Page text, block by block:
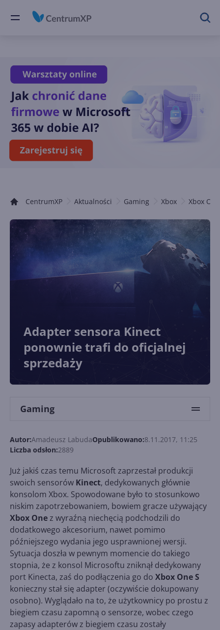
CentrumXP Aktualności Gaming Xbox Xbox
Adapter sensora Kinect
ponownie trafi do oficjalnej
sprzedaży
Gaming
Autor:Amadeusz LabudaOpublikowano:8.11.2017, 11:25
Liczba odsłon:2889
Już jakiś czas temu Microsoft zaprzestał produkcji
swoich sensorów Kinect, dedykowanych głównie
konsolom Xbox. Spowodowane było to stosunkowo
niskim zapotrzebowaniem, bowiem gracze używający
Xbox Onez wyraźną niechęcią podchodzili do
dodatkowego akcesorium, nawet pomimo
późniejszego wydania jego usprawnionej wersji.
Sytuacja doszła w pewnym momencie do takiego
stopnia, że z konsol Microsoftu zniknął dedykowany
port Kinecta, zaś do podłączenia go do Xbox One S
konieczny stał się adapter (oczywiście dokupowany
osobno). Wyglądało na to, że użytkownicy po prostu z
biegiem czasu zapomną o sensorze, wobec czego
zapasy adapterów z biegiem czasu zostały